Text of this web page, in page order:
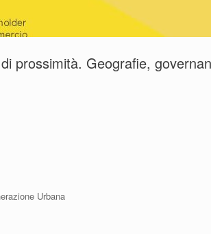
prossimità. Geografie,
Urbana